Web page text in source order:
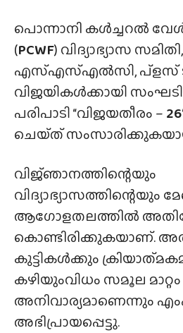
പൊന്നാനി കൾച്ചറൽ
(PCWF) വിദ്യാഭ്യാസ
എസ്എസ്എൽസി, പ്ളസ്
വിജയികൾക്കായി
പരിപാടി “വിജയതീരം – 26
ചെയ്‌ത്‌
വിജ്‌ഞാനത്തിന്റെയും
വിദ്യാഭ്യാസത്തിന്റെയും
ആഗോളതലത്തിൽ
കൊണ്ടിരിക്കുകയാണ്.
കുട്ടികൾക്കും
കഴിയുംവിധം സമൂല മാറ്റം
അനിവാര്യമാണെന്നും
അഭിപ്രായപ്പെട്ടു.